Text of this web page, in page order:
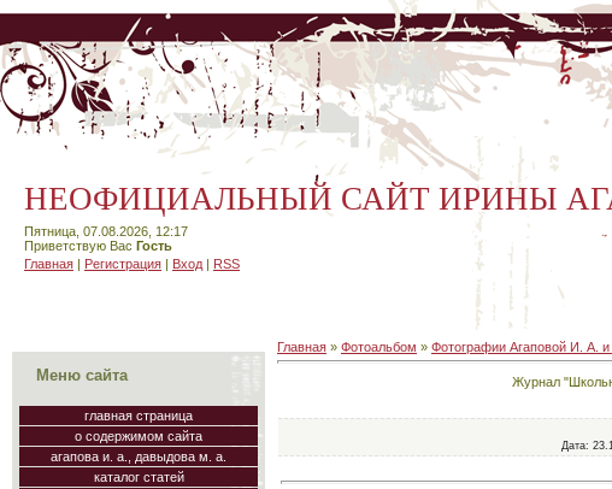
НЕОФИЦИАЛЬНЫЙ САЙТ ИРИНЫ
Пятница, 07.08.2026, 12:17
Приветствую Вас Гость
Главная | Регистрация | Вход | RSS
Меню сайта
главная страница
о содержимом сайта
агапова и. а., давыдова м. а.
каталог статей
Главная » Фотоальбом » Фотографии Агаповой И. А.
Журнал
Дата: